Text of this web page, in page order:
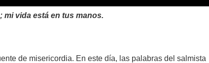
mi vida está en tus manos.
de misericordia. En este día, las palabras del salmista